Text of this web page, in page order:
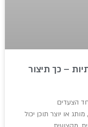
– כך תיצור
הצעדים
או יוצר תוכן יכול